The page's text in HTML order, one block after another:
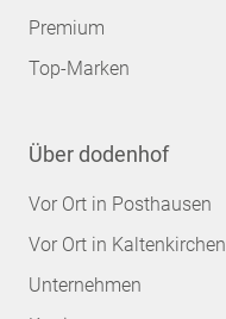
Premium
Top-Marken
Über dodenhof
Vor Ort in Posthausen
Vor Ort in Kaltenkirchen
Unternehmen